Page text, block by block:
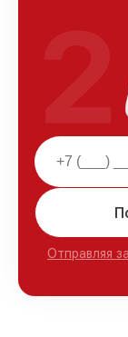
Отправляя